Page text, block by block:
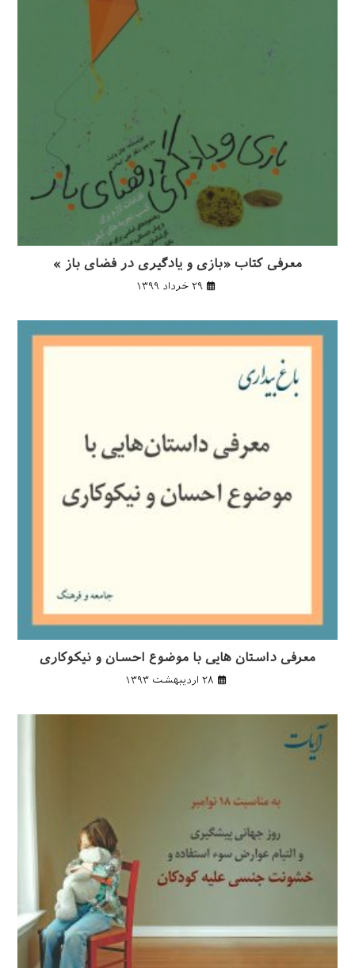
معرفی کتاب «بازی و یادگیری در فضای باز »
۲۹ خرداد ۱۳۹۹
معرفی داستان هایی با موضوع احسان و نیکوکاری
۲۸ اردیبهشت ۱۳۹۳